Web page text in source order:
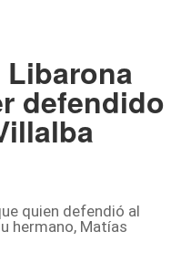
Libarona
defendido
quien defendió al
hermano, Matías